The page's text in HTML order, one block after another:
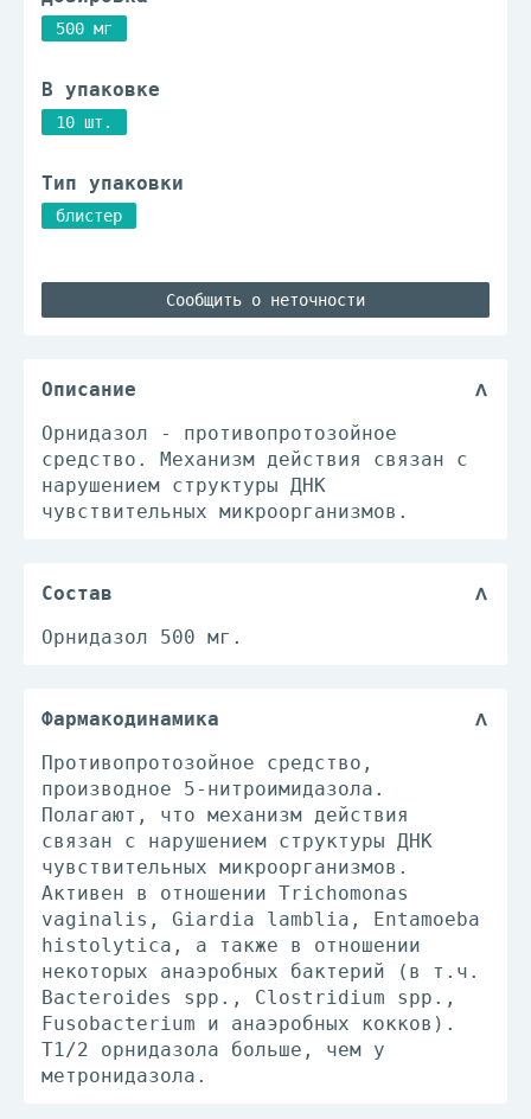
500 мг
В упаковке
10 шт.
Тип упаковки
блистер
Сообщить о неточности
Описание
Орнидазол - противопротозойное
средство. Механизм действия связан с
нарушением структуры ДНК
чувствительных микроорганизмов.
Состав
Орнидазол 500 мг.
Фармакодинамика
Противопротозойное средство,
производное 5-нитроимидазола.
Полагают, что механизм действия
связан с нарушением структуры ДНК
чувствительных микроорганизмов.
Активен в отношении Trichomonas
vaginalis, Giardia lamblia, Entamoeba
histolytica, а также в отношении
некоторых анаэробных бактерий (в т.ч.
Bacteroides spp., Clostridium spp.,
Fusobacterium и анаэробных кокков).
Т1/2 орнидазола больше, чем у
метронидазола.